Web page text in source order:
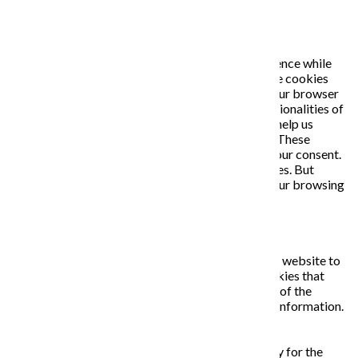
This website uses cookies to improve your experience while
you navigate through the website. Out of these, the cookies
that are categorized as necessary are stored on your browser
as they are essential for the working of basic functionalities of
the website. We also use third-party cookies that help us
analyze and understand how you use this website. These
cookies will be stored in your browser only with your consent.
You also have the option to opt-out of these cookies. But
opting out of some of these cookies may affect your browsing
Necessary cookies are absolutely essential for the website to
function properly. This category only includes cookies that
ensures basic functionalities and security features of the
website. These cookies do not store any personal information.
Any cookies that may not be particularly necessary for the